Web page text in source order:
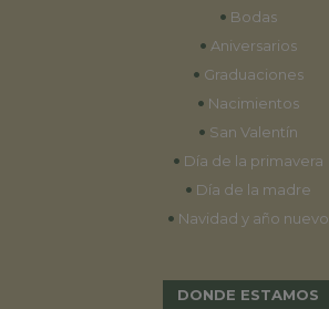
• Bodas
• Aniversarios
• Graduaciones
• Nacimientos
• San Valentín
• Día de la primavera
• Día de la madre
• Navidad y año nuevo
DONDE ESTAMOS